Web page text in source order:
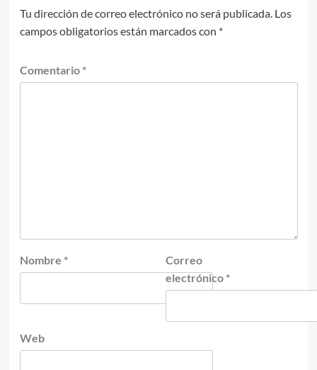
Tu dirección de correo electrónico no será publicada. Los
campos obligatorios están marcados con *
Comentario *
Nombre *
Correo
electrónico *
Web